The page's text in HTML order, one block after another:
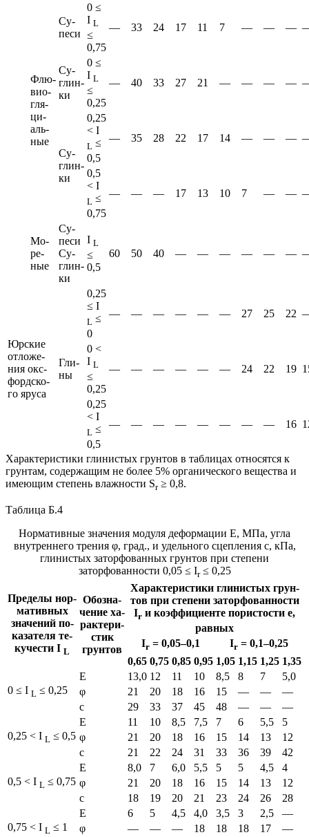
Флю­
вио­
гля­
ци­
аль­
ные
Су­
песи
0 ≤
I L
≤
0,75
— 33 24 17 11 7 — — —
Су­
глин­
ки
0 ≤
I L
≤
0,25
— 40 33 27 21 — — — —
Су­
глин­
ки
0,25
< I
L ≤
0,5
— 35 28 22 17 14 — — —
0,5
< I
L ≤
0,75
— — — 17 13 10 7 — —
Мо­
ре­
ные
Су­
песи
Су­
глин­
ки
I L
≤
0,5
60 50 40 — — — — — —
Юр­ские
от­ло­же­
ния окс­
форд­ско­
го яру­са
Гли­
ны
0,25
≤ I
L ≤
0
— — — — — — 27 25 22
0 <
I L
≤
0,25
— — — — — — 24 22 19
0,25
< I
L ≤
0,5
— — — — — — — — 16
Характеристики глинистых грунтов в таблицах относятся к
грунтам, содержащим не более 5% органического вещества и
имеющим степень влажности Sr≥ 0,8.
Таблица Б.4
Нормативные значения модуля деформации Е, МПа, угла
внутреннего трения φ, град., и удельного сцепления с, кПа,
глинистых заторфованных грунтов при степени
заторфованности 0,05 ≤ Ir≤ 0,25
Пре­де­лы нор­
ма­тив­ных
зна­че­ний по­
ка­за­те­ля те­
ку­че­сти I L
Обо­зна­
че­ние ха­
рак­те­ри­
стик
грун­тов
Ха­рак­те­ри­сти­ки гли­ни­стых грун­
тов при сте­пе­ни за­тор­фо­ван­но­сти
Ir и ко­эф­фи­ци­ен­те по­ри­сто­сти е,
рав­ных
Ir= 0,05–0,1 Ir= 0,1–0,25
0,65 0,75 0,85 0,95 1,05 1,15 1,25 1,35
0 ≤ I L ≤ 0,25
Е 13,0 12 11 10 8,5 8 7
5,0
φ
21 20 18 16 15 — —
—
с
29 33 37 45 48 — — —
0,25 < I L ≤ 0,5
Е 11 10 8,5 7,5 7 6 5,5
5
φ
21 20 18 16 15 14 13
12
с
21 22 24 31 33 36 39 42
0,5 < I L ≤ 0,75
Е 8,0 7 6,0 5,5 5 5 4,5
4
φ
21 20 18 16 15 14 13
12
с
18 19 20 21 23 24 26 28
0,75 < I L ≤ 1
Е 6 5 4,5 4,0 3,5 3 2,5
—
φ
— — — 18 18 18 17
—